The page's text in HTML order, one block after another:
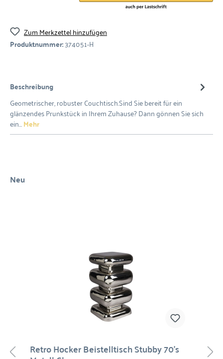
Zum Merkzettel hinzufügen
Produktnummer:374051-H
Beschreibung
Geometrischer, robuster Couchtisch.Sind Sie bereit für ein
glänzendes Prunkstück in Ihrem Zuhause? Dann gönnen Sie sich
ein…Mehr
Neu
Retro Hocker Beistelltisch Stubby 70's